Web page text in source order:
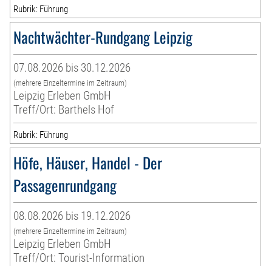
Rubrik: Führung
Nachtwächter-Rundgang Leipzig
07.08.2026 bis 30.12.2026
(mehrere Einzeltermine im Zeitraum)
Leipzig Erleben GmbH
Treff/Ort: Barthels Hof
Rubrik: Führung
Höfe, Häuser, Handel - Der
Passagenrundgang
08.08.2026 bis 19.12.2026
(mehrere Einzeltermine im Zeitraum)
Leipzig Erleben GmbH
Treff/Ort: Tourist-Information